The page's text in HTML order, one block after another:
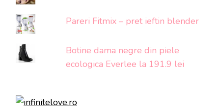
Pareri Fitmix – pret ieftin blender
Botine dama negre din piele
ecologica Everlee la 191.9 lei